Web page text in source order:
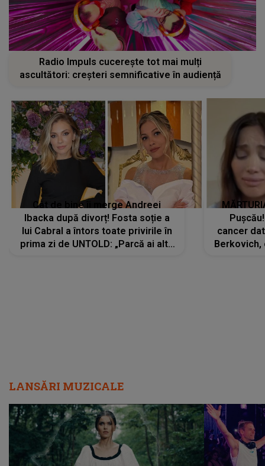
Radio Impuls cucerește tot mai mulți
ascultători: creșteri semnificative în audiență
Cât de bine îi merge Andreei
Ibacka după divorț! Fosta soție a
lui Cabral a întors toate privirile în
prima zi de UNTOLD: „Parcă ai altă
cancer
Berkovich,
LANSĂRI MUZICALE